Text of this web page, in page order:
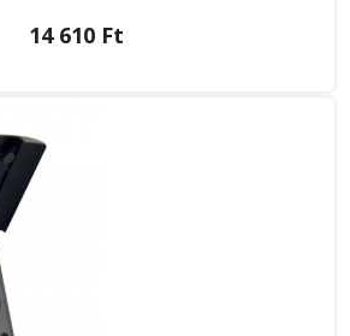
14 610 Ft